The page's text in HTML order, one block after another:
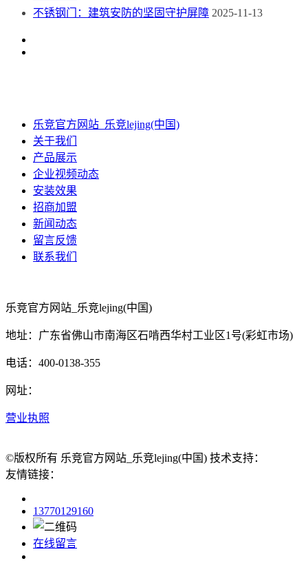
不锈钢门：建筑安防的坚固守护屏障 2025-11-13
乐竞官方网站_乐竞lejing(中国)
关于我们
产品展示
企业视频动态
安装效果
招商加盟
新闻动态
留言反馈
联系我们
乐竞官方网站_乐竞lejing(中国)
地址：广东省佛山市南海区石啃西华村工业区1号(彩虹市场)
电话：400-0138-355
网址：
营业执照
©版权所有 乐竞官方网站_乐竞lejing(中国) 技术支持：
友情链接：
13770129160
在线留言